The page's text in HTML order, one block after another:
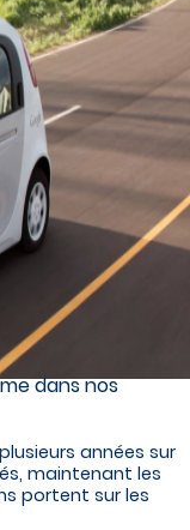
dans nos
années sur
maintenant les
portent sur les